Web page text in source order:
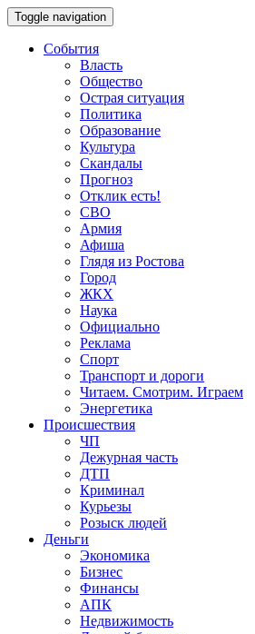
Toggle navigation
События
Власть
Общество
Острая ситуация
Политика
Образование
Культура
Скандалы
Прогноз
Отклик есть!
СВО
Армия
Афиша
Глядя из Ростова
Город
ЖКХ
Наука
Официально
Реклама
Спорт
Транспорт и дороги
Читаем. Смотрим. Играем
Энергетика
Происшествия
ЧП
Дежурная часть
ДТП
Криминал
Курьезы
Розыск людей
Деньги
Экономика
Бизнес
Финансы
АПК
Недвижимость